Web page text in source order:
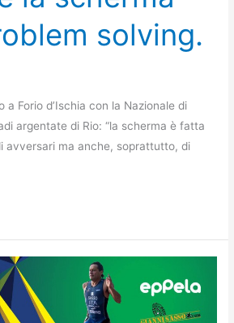
solving.
a Forio d’Ischia con la Nazionale di
argentate di Rio: “la scherma è fatta
avversari ma anche, soprattutto, di